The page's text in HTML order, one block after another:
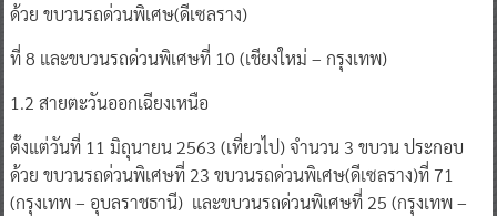
ด้วย ขบวนรถด่วนพิเศษ(ดีเซลราง)
ที่ 8 และขบวนรถด่วนพิเศษที่ 10 (เชียงใหม่ – กรุงเทพ)
1.2 สายตะวันออกเฉียงเหนือ
ตั้งแต่วันที่ 11 มิถุนายน 2563 (เที่ยวไป) จำนวน 3 ขบวน ประกอบ
ด้วย ขบวนรถด่วนพิเศษที่ 23 ขบวนรถด่วนพิเศษ(ดีเซลราง)ที่ 71
(กรุงเทพ – อุบลราชธานี) และขบวนรถด่วนพิเศษที่ 25 (กรุงเทพ –